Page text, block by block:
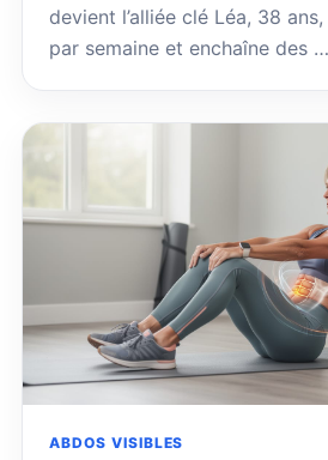
devient l’alliée clé Léa, 38
par semaine et enchaîne des …
ABDOS VISIBLES